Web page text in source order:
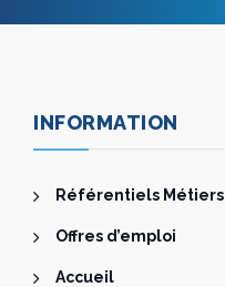
INFORMATION
Référentiels Métiers
Offres d’emploi
Accueil